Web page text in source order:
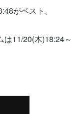
がベスト。
11/20(木)18:24～